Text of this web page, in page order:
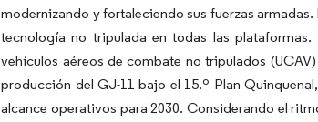
modernizando y fortaleciendo sus fuerzas
tecnología no tripulada en todas las
vehículos aéreos de combate no tripulados
producción del GJ-11 bajo el 15.º Plan
alcance operativos para 2030. Considerando el